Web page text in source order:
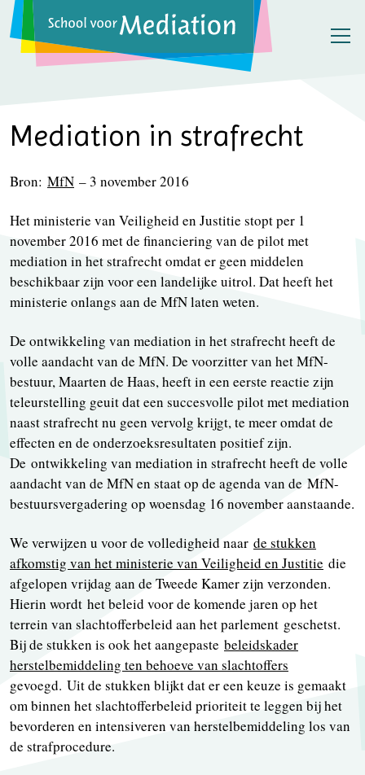
Mediation in strafrecht
Bron: MfN – 3 november 2016
Het ministerie van Veiligheid en Justitie stopt per 1
november 2016 met de financiering van de pilot met
mediation in het strafrecht omdat er geen middelen
beschikbaar zijn voor een landelijke uitrol. Dat heeft het
ministerie onlangs aan de MfN laten weten.
De ontwikkeling van mediation in het strafrecht heeft de
volle aandacht van de MfN. De voorzitter van het MfN-
bestuur, Maarten de Haas, heeft in een eerste reactie zijn
teleurstelling geuit dat een succesvolle pilot met mediation
naast strafrecht nu geen vervolg krijgt, te meer omdat de
effecten en de onderzoeks­resultaten positief zijn.
De ontwikkeling van mediation in strafrecht heeft de volle
aandacht van de MfN en staat op de agenda van de MfN-
bestuursvergadering op woensdag 16 november aanstaande.
We verwijzen u voor de volledigheid naar de stukken
afkomstig van het ministerie van Veiligheid en Justitie die
afgelopen vrijdag aan de Tweede Kamer zijn verzonden.
Hierin wordt het beleid voor de komende jaren op het
terrein van slachtofferbeleid aan het parlement geschetst.
Bij de stukken is ook het aangepaste beleidskader
herstelbemiddeling ten behoeve van slachtoffers
gevoegd. Uit de stukken blijkt dat er een keuze is gemaakt
om binnen het slachtofferbeleid prioriteit te leggen bij het
bevorderen en intensiveren van herstelbemiddeling los van
de strafprocedure.